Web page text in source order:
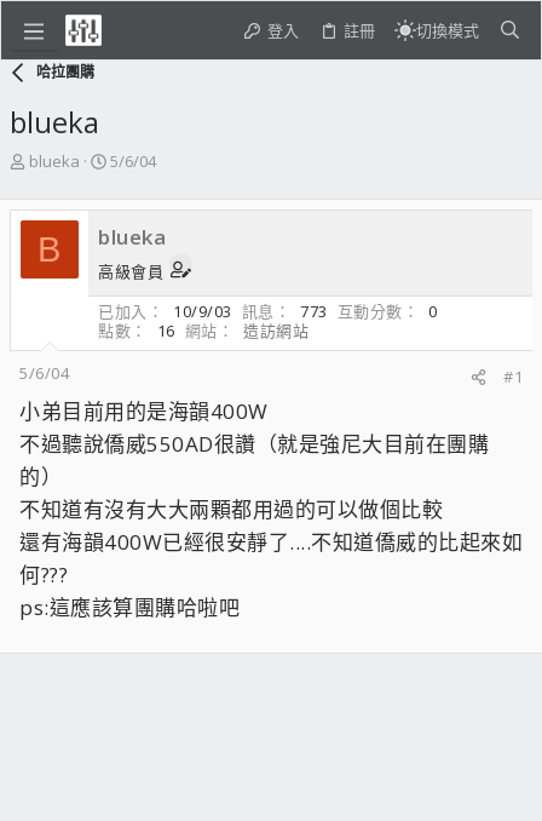
登入 註冊 切換模式
哈拉團購
blueka
主
發
起
人
blueka
開
日
期
5/6/04
B blueka
高級會員
已加入
10/9/03 訊息 773 互動分數
0
點數
16 網站
造訪網站
5/6/04
#1
小弟目前用的是海韻400W
不過聽說僑威550AD很讚（就是強尼大目前在團購
的）
不知道有沒有大大兩顆都用過的可以做個比較
還有海韻400W已經很安靜了....不知道僑威的比起來如
何???
ps:這應該算團購哈啦吧